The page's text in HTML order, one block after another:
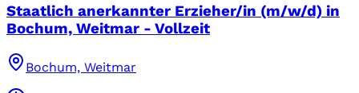
Staatlich anerkannter Erzieher/in (m/w/d) in
Bochum, Weitmar - Vollzeit
Bochum, Weitmar